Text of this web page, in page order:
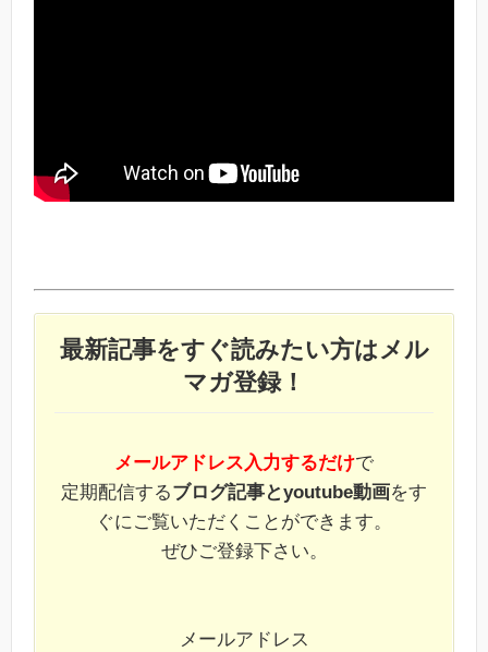
最新記事をすぐ読みたい方はメル
マガ登録！
メールアドレス入力するだけで
定期配信するブログ記事とyoutube動画をす
ぐにご覧いただくことができます。
ぜひご登録下さい。
メールアドレス